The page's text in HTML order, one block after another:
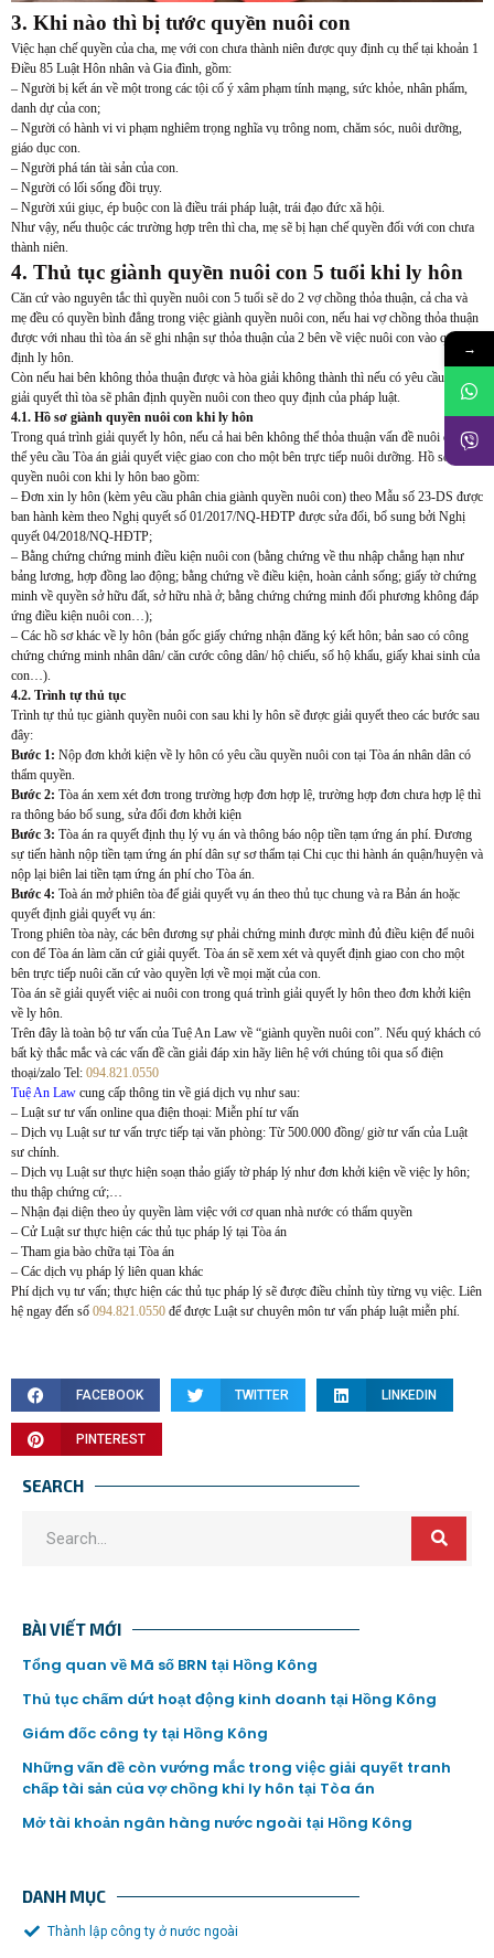
3. Khi nào thì bị tước quyền nuôi con
Việc hạn chế quyền của cha, mẹ với con chưa thành niên được quy định cụ thể tại khoản 1
Điều 85 Luật Hôn nhân và Gia đình, gồm:
– Người bị kết án về một trong các tội cố ý xâm phạm tính mạng, sức khỏe, nhân phẩm,
danh dự của con;
– Người có hành vi vi phạm nghiêm trọng nghĩa vụ trông nom, chăm sóc, nuôi dưỡng,
giáo dục con.
– Người phá tán tài sản của con.
– Người có lối sống đồi trụy.
– Người xúi giục, ép buộc con là điều trái pháp luật, trái đạo đức xã hội.
Như vậy, nếu thuộc các trường hợp trên thì cha, mẹ sẽ bị hạn chế quyền đối với con chưa
thành niên.
4. Thủ tục giành quyền nuôi con 5 tuổi khi ly hôn
Căn cứ vào nguyên tắc thì quyền nuôi con 5 tuổi sẽ do 2 vợ chồng thỏa thuận, cả cha và
mẹ đều có quyền bình đẳng trong việc giành quyền nuôi con, nếu hai vợ chồng thỏa thuận
được với nhau thì tòa án sẽ ghi nhận sự thỏa thuận của 2 bên về việc nuôi con vào quyết
định ly hôn.
Còn nếu hai bên không thỏa thuận được và hòa giải không thành thì nếu có yêu cầu tòa
giải quyết thì tòa sẽ phân định quyền nuôi con theo quy định của pháp luật.
4.1. Hồ sơ giành quyền nuôi con khi ly hôn
Trong quá trình giải quyết ly hôn, nếu cả hai bên không thể thỏa thuận vấn đề nuôi con, có
thể yêu cầu Tòa án giải quyết việc giao con cho một bên trực tiếp nuôi dưỡng. Hồ sơ giành
quyền nuôi con khi ly hôn bao gồm:
– Đơn xin ly hôn (kèm yêu cầu phân chia giành quyền nuôi con) theo Mẫu số 23-DS được
ban hành kèm theo Nghị quyết số 01/2017/NQ-HĐTP được sửa đổi, bổ sung bởi Nghị
quyết 04/2018/NQ-HĐTP;
– Bằng chứng chứng minh điều kiện nuôi con (bằng chứng về thu nhập chẳng hạn như
bảng lương, hợp đồng lao động; bằng chứng về điều kiện, hoàn cảnh sống; giấy tờ chứng
minh về quyền sở hữu đất, sở hữu nhà ở; bằng chứng chứng minh đối phương không đáp
ứng điều kiện nuôi con…);
– Các hồ sơ khác về ly hôn (bản gốc giấy chứng nhận đăng ký kết hôn; bản sao có công
chứng chứng minh nhân dân/ căn cước công dân/ hộ chiếu, sổ hộ khẩu, giấy khai sinh của
con…).
4.2. Trình tự thủ tục
Trình tự thủ tục giành quyền nuôi con sau khi ly hôn sẽ được giải quyết theo các bước sau
đây:
Bước 1: Nộp đơn khởi kiện về ly hôn có yêu cầu quyền nuôi con tại Tòa án nhân dân có
thẩm quyền.
Bước 2: Tòa án xem xét đơn trong trường hợp đơn hợp lệ, trường hợp đơn chưa hợp lệ thì
ra thông báo bổ sung, sửa đổi đơn khởi kiện
Bước 3: Tòa án ra quyết định thụ lý vụ án và thông báo nộp tiền tạm ứng án phí. Đương
sự tiến hành nộp tiền tạm ứng án phí dân sự sơ thẩm tại Chi cục thi hành án quận/huyện và
nộp lại biên lai tiền tạm ứng án phí cho Tòa án.
Bước 4: Toà án mở phiên tòa để giải quyết vụ án theo thủ tục chung và ra Bản án hoặc
quyết định giải quyết vụ án:
Trong phiên tòa này, các bên đương sự phải chứng minh được mình đủ điều kiện để nuôi
con để Tòa án làm căn cứ giải quyết. Tòa án sẽ xem xét và quyết định giao con cho một
bên trực tiếp nuôi căn cứ vào quyền lợi về mọi mặt của con.
Tòa án sẽ giải quyết việc ai nuôi con trong quá trình giải quyết ly hôn theo đơn khởi kiện
về ly hôn.
Trên đây là toàn bộ tư vấn của Tuệ An Law về “giành quyền nuôi con”. Nếu quý khách có
bất kỳ thắc mắc và các vấn đề cần giải đáp xin hãy liên hệ với chúng tôi qua số điện
thoại/zalo Tel: 094.821.0550
Tuệ An Law cung cấp thông tin về giá dịch vụ như sau:
– Luật sư tư vấn online qua điện thoại: Miễn phí tư vấn
– Dịch vụ Luật sư tư vấn trực tiếp tại văn phòng: Từ 500.000 đồng/ giờ tư vấn của Luật
sư chính.
– Dịch vụ Luật sư thực hiện soạn thảo giấy tờ pháp lý như đơn khởi kiện về việc ly hôn;
thu thập chứng cứ;…
– Nhận đại diện theo ủy quyền làm việc với cơ quan nhà nước có thẩm quyền
– Cử Luật sư thực hiện các thủ tục pháp lý tại Tòa án
– Tham gia bào chữa tại Tòa án
– Các dịch vụ pháp lý liên quan khác
Phí dịch vụ tư vấn; thực hiện các thủ tục pháp lý sẽ được điều chỉnh tùy từng vụ việc. Liên
hệ ngay đến số 094.821.0550 để được Luật sư chuyên môn tư vấn pháp luật miễn phí.
FACEBOOK TWITTER LINKEDIN
PINTEREST
SEARCH
BÀI VIẾT MỚI
Tổng quan về Mã số BRN tại Hồng Kông
Thủ tục chấm dứt hoạt động kinh doanh tại Hồng Kông
Giám đốc công ty tại Hồng Kông
Những vấn đề còn vướng mắc trong việc giải quyết tranh
chấp tài sản của vợ chồng khi ly hôn tại Tòa án
Mở tài khoản ngân hàng nước ngoài tại Hồng Kông
DANH MỤC
Thành lập công ty ở nước ngoài
→